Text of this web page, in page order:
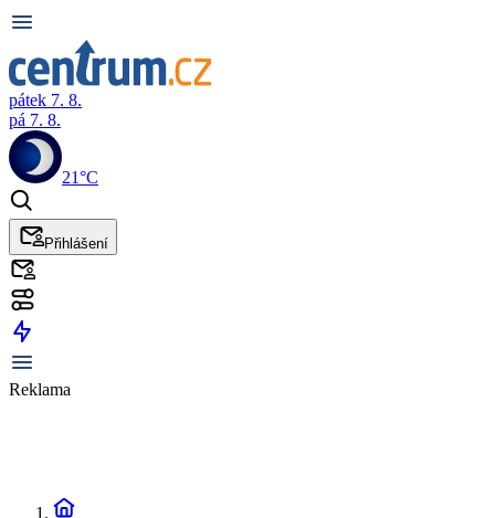
pátek 7. 8.
pá 7. 8.
21°C
Přihlášení
Reklama